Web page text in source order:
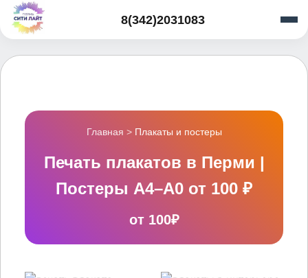
8(342)2031083
Главная > Плакаты и постеры
Печать плакатов в Перми |
Постеры А4–А0 от 100 ₽
от 100₽